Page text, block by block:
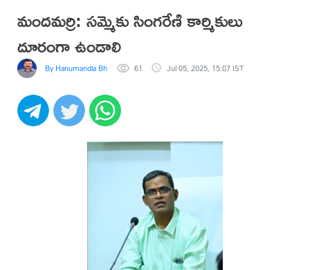
మందమర్రి: సమ్మెకు సింగరేణి కార్మికులు
దూరంగా ఉండాలి
By Hanumandla Bhadraiah 61 Jul 05, 2025, 15:07 IST